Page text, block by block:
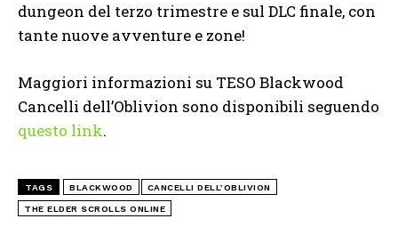
dungeon del terzo trimestre e sul DLC finale, con
tante nuove avventure e zone!
Maggiori informazioni su TESO Blackwood
Cancelli dell’Oblivion sono disponibili seguendo
questo link.
TAGS BLACKWOOD CANCELLI DELL’OBLIVION
THE ELDER SCROLLS ONLINE